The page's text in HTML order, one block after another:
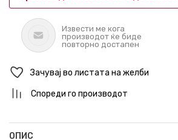
Извести ме кога
производот ќе биде
повторно достапен
Зачувај во листата на желби
Спореди го производот
ОПИС